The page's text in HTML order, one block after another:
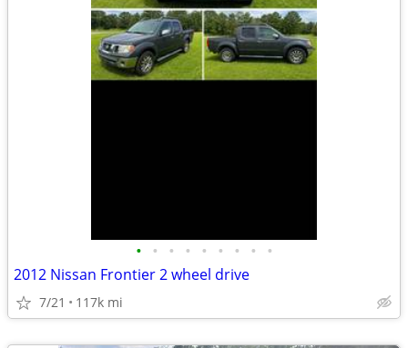
• • • • • • • • •
2012 Nissan Frontier 2 wheel drive
7/21 117k mi